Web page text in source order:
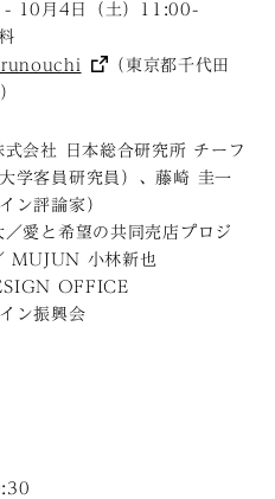
- 10月4日（土）11:00-
（東京都千代田
会社 日本総合研究所 チーフ
学客員研究員）、藤崎 圭一
ン評論家）
愛と希望の共同売店プロジ
MUJUN 小林新也
OFFICE
ン振興会